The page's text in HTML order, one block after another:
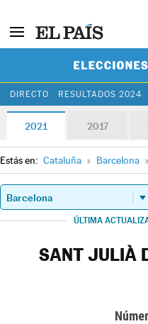
DIRECTO RESULTADOS 2024
2021 2017
Estás en: Cataluña » Barcelona »
ÚLTIMA
SANT JULIÀ